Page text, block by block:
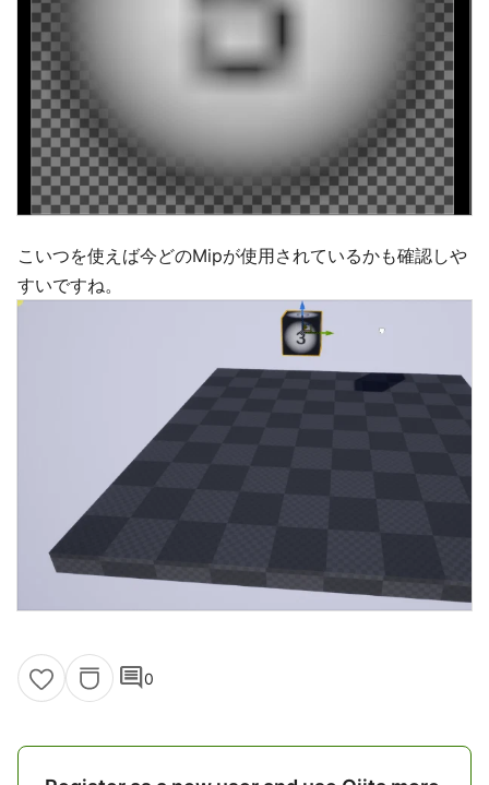
こいつを使えば今どのMipが使用されているかも確認しや
すいですね。
comment0